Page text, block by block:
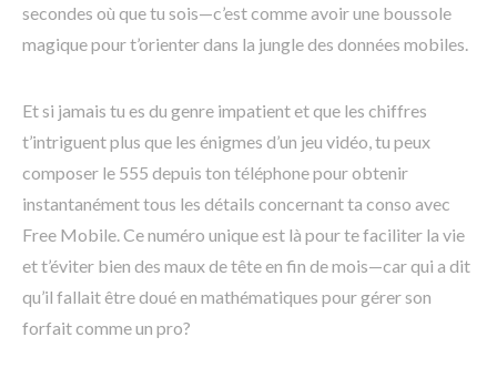
secondes où que tu sois—c’est comme avoir une boussole
magique pour t’orienter dans la jungle des données mobiles.
Et si jamais tu es du genre impatient et que les chiffres
t’intriguent plus que les énigmes d’un jeu vidéo, tu peux
composer le 555 depuis ton téléphone pour obtenir
instantanément tous les détails concernant ta conso avec
Free Mobile. Ce numéro unique est là pour te faciliter la vie
et t’éviter bien des maux de tête en fin de mois—car qui a dit
qu’il fallait être doué en mathématiques pour gérer son
forfait comme un pro?